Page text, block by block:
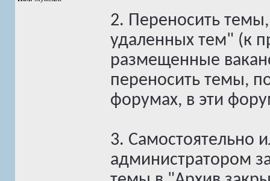
2. Переносить
удаленных тем" (к
размещенные
переносить темы,
форумах, в эти
3. Самостоятельно
администратором